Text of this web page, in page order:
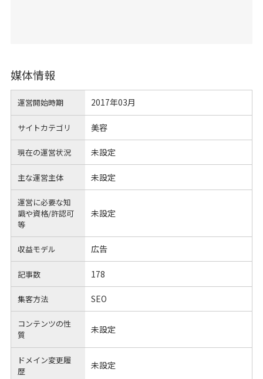
媒体情報
運営開始時期 2017年03月
サイトカテゴリ 美容
現在の運営状況 未設定
主な運営主体 未設定
運営に必要な知
識や資格/許認可
等
未設定
収益モデル 広告
記事数 178
集客方法 SEO
コンテンツの性
質
未設定
ドメイン変更履
歴
未設定